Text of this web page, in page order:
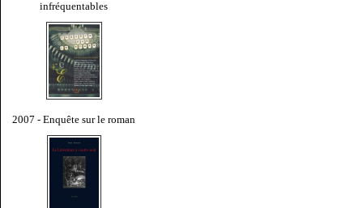
infréquentables
2007 - Enquête sur le roman